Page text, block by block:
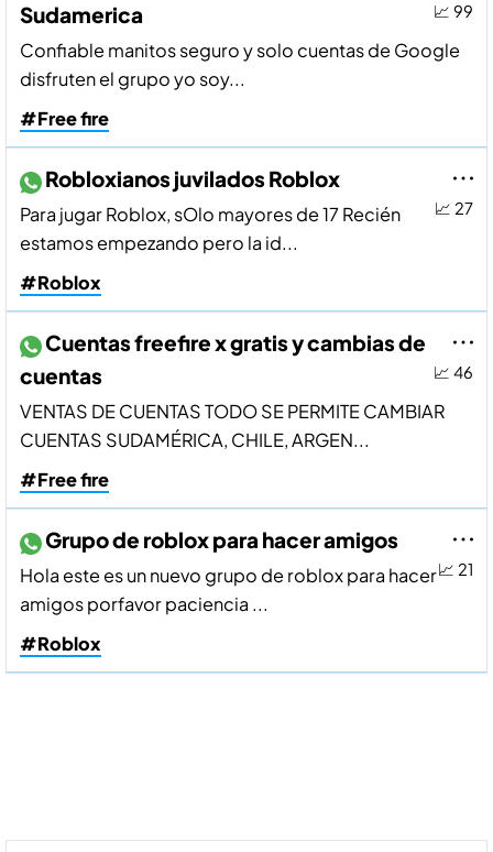
📈 99
Sudamerica
Confiable manitos seguro y solo cuentas de Google
disfruten el grupo yo soy...
#Free fire
📈 27
Robloxianos juvilados Roblox
Para jugar Roblox, sOlo mayores de 17 Recién
estamos empezando pero la id...
#Roblox
📈 46
Cuentas freefire x gratis y cambias de
cuentas
VENTAS DE CUENTAS TODO SE PERMITE CAMBIAR
CUENTAS SUDAMÉRICA, CHILE, ARGEN...
#Free fire
📈 21
Grupo de roblox para hacer amigos
Hola este es un nuevo grupo de roblox para hacer
amigos porfavor paciencia ...
#Roblox